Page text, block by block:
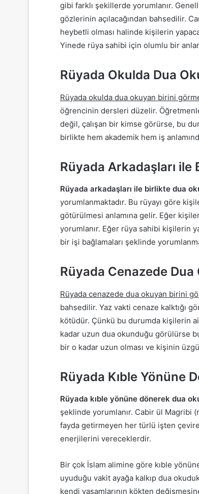
gibi farklı şekillerde yorumlanır.
gözlerinin açılacağından bahsedilir.
heybetli olması halinde kişilerin
Yinede rüya sahibi için olumlu bir
Rüyada Okulda Dua
Rüyada okulda dua okuyan birini
öğrencinin dersleri düzelir.
değil, çalışan bir kimse görürse, bu
birlikte hem akademik hem iş
Rüyada Arkadaşları
Rüyada arkadaşları ile birlikte dua
yorumlanmaktadır. Bu rüyayı göre
götürülmesi anlamına gelir. Eğer
yorumlanır. Eğer rüya sahibi kişilerin
bir işi bağlamaları şeklinde
Rüyada Cenazede
Rüyada cenazede dua okuyan birini
bahsedilir. Yaz vakti cenaze kalktığı
kötüdür. Çünkü bu durumda kişilerin
kadar uzun dua okunduğu görülürse
bir o kadar uzun olması ve kişinin
Rüyada Kıble Yönüne
Rüyada kıble yönüne dönerek dua
şeklinde yorumlanır. Cabir ül Magribi
fayda getirmeyen her türlü işten
enerjilerini vereceklerdir.
Bir çok İslam alimine göre kıble
uyuduğu vakit ayağa kalkıp dua
kendi yaşamlarının kökten